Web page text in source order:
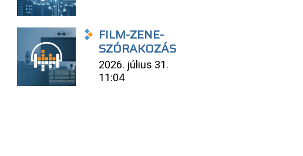
FILM-ZENE-
SZÓRAKOZÁS
2026. július 31.
11:04